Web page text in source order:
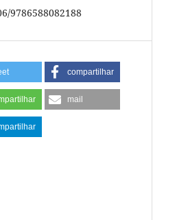
9786588082188
compartilhar
mail